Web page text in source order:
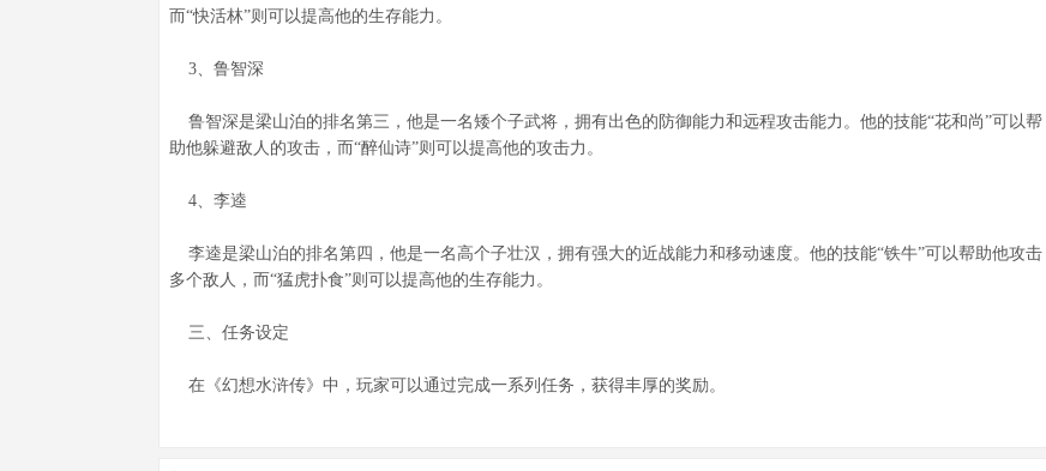
而“快活林”则可以提高他的生存能力。
3、鲁智深
鲁智深是梁山泊的排名第三，他是一名矮个子武将，拥有出色的防御能力和远程攻击能力。他的技能“花和尚”可以帮
助他躲避敌人的攻击，而“醉仙诗”则可以提高他的攻击力。
4、李逵
李逵是梁山泊的排名第四，他是一名高个子壮汉，拥有强大的近战能力和移动速度。他的技能“铁牛”可以帮助他攻击
多个敌人，而“猛虎扑食”则可以提高他的生存能力。
三、任务设定
在《幻想水浒传》中，玩家可以通过完成一系列任务，获得丰厚的奖励。